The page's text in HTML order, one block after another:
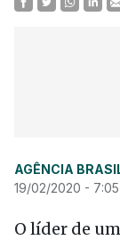
AGÊNCIA
19/02/2020 - 7:05
O líder de